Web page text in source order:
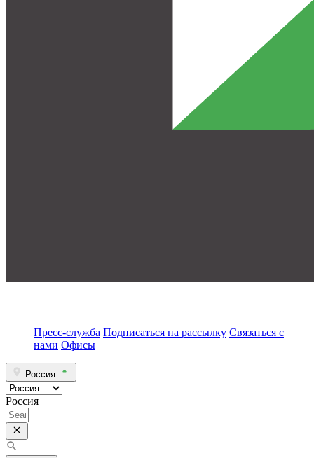
Пресс-служба Подписаться на рассылку Связаться с
нами Офисы
Россия
Россия